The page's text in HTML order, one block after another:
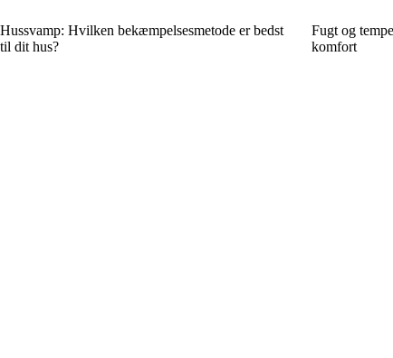
Hussvamp: Hvilken bekæmpelsesmetode er bedst
til dit hus?
Fugt og
komfort